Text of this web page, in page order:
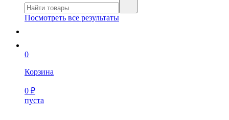
Посмотреть все результаты
0
Корзина
0 ₽
пуста